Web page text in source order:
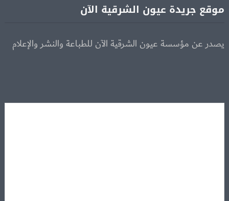
موقع جريدة عيون الشرقية الآن
يصدر عن مؤسسة عيون الشرقية الآن للطباعة والنشر والإعلام